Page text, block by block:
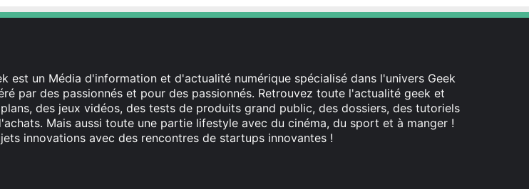
est un Média d'information et d'actualité numérique spécialisé dans l'univers Geek
par des passionnés et pour des passionnés. Retrouvez toute l'actualité geek et
des jeux vidéos, des tests de produits grand public, des dossiers, des tutoriels
Mais aussi toute une partie lifestyle avec du cinéma, du sport et à manger !
innovations avec des rencontres de startups innovantes !